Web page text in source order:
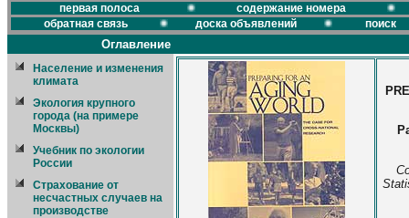
первая полоса
содержание номера
обратная связь
доска объявлений поиск
Оглавление
Население и изменения
климата
Экология крупного
города (на примере
Москвы)
Учебник по экологии
России
Страхование от
несчастных случаев на
производстве